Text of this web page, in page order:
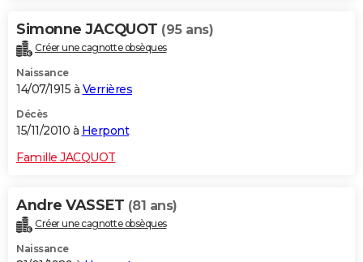
Simonne JACQUOT (95 ans)
Créer une cagnotte obsèques
Naissance
14/07/1915 à Verrières
Décès
15/11/2010 à Herpont
Famille JACQUOT
Andre VASSET (81 ans)
Créer une cagnotte obsèques
Naissance